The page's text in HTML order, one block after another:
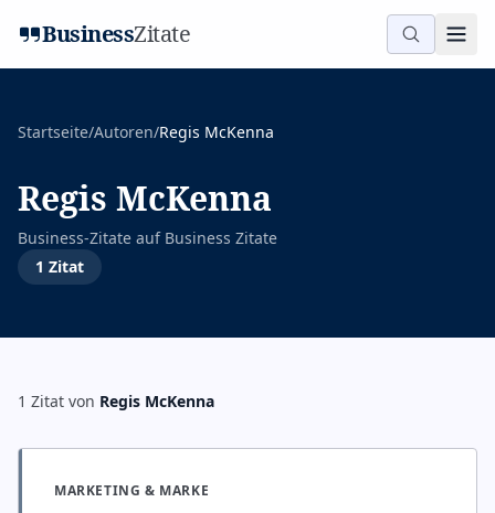
BusinessZitate
Startseite/Autoren/Regis McKenna
Regis McKenna
Business-Zitate auf Business Zitate
1 Zitat
1 Zitat von Regis McKenna
MARKETING & MARKE